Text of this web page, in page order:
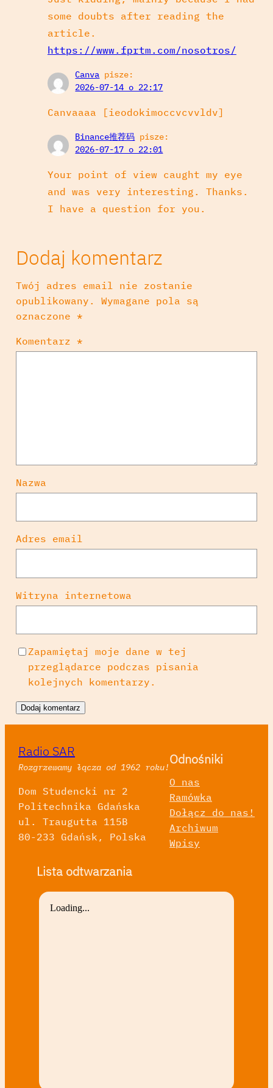
some doubts after reading the
article.
https://www.fprtm.com/nosotros/
Canva pisze:
2026-07-14 o 22:17
Canvaaaa [ieodokimoccvcvvldv]
Binance推荐码 pisze:
2026-07-17 o 22:01
Your point of view caught my eye
and was very interesting. Thanks.
I have a question for you.
Dodaj komentarz
Twój adres email nie zostanie
opublikowany.
Wymagane pola są
oznaczone *
Komentarz *
Nazwa
Adres email
Witryna internetowa
Zapamiętaj moje dane w tej
przeglądarce podczas pisania
kolejnych komentarzy.
Radio SAR
Rozgrzewamy łącza od 1962 roku!
Dom Studencki nr 2
Politechnika Gdańska
ul. Traugutta 115B
80-233 Gdańsk, Polska
Odnośniki
O nas
Ramówka
Dołącz do nas!
Archiwum
Wpisy
Lista odtwarzania